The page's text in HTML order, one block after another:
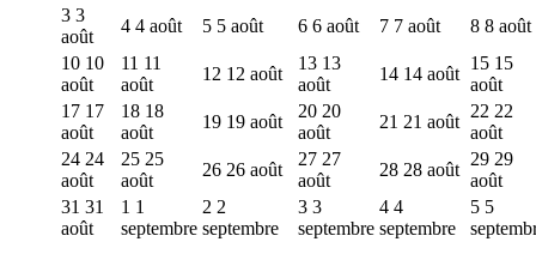
3 3
août
4 4 août 5 5 août 6 6 août 7 7 août 8 8 août
10 10
août
11 11
août
12 12 août
13 13
août
14 14 août
15 15
août
17 17
août
18 18
août
19 19 août
20 20
août
21 21 août
22 22
août
24 24
août
25 25
août
26 26 août
27 27
août
28 28 août
29 29
août
31 31
août
1 1
septembre
2 2
septembre
3 3
septembre
4 4
septembre
5 5